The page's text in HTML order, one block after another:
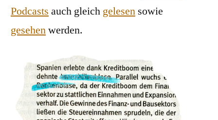
Podcasts auch gleich gelesen sowie
gesehenwerden.